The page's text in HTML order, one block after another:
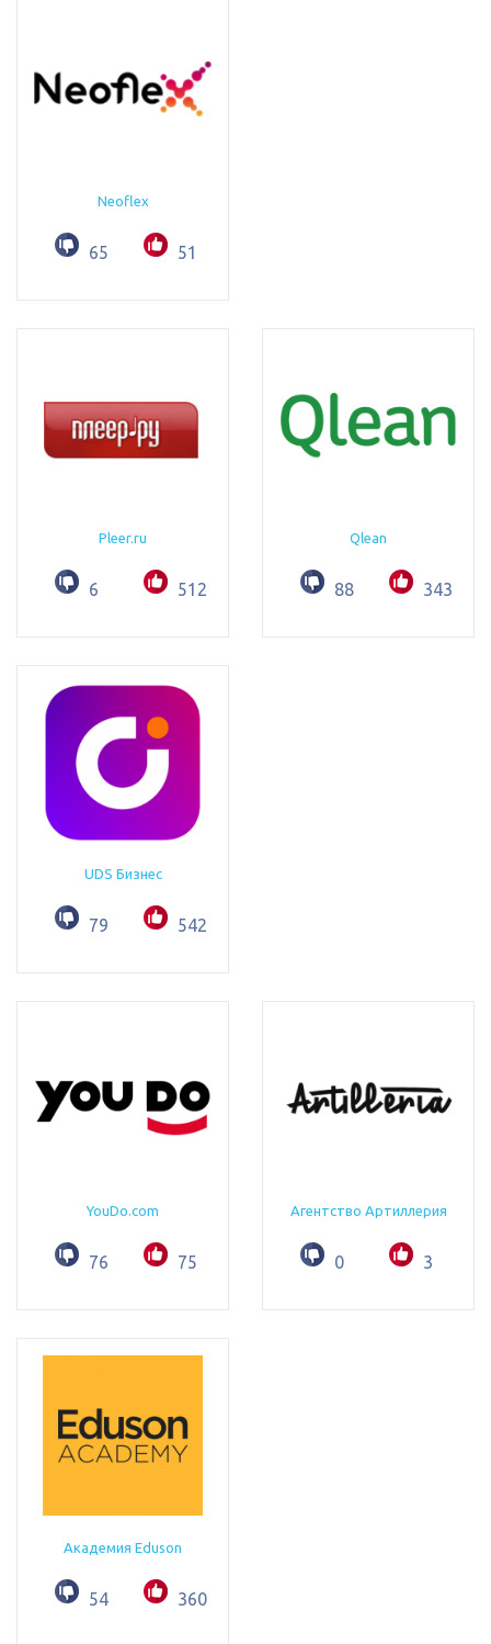
Neoflex
65 51
Pleer.ru
6 512
Qlean
88 343
UDS Бизнес
79 542
YouDo.com
76 75
Агентство Артиллерия
0 3
Академия Eduson
54 360